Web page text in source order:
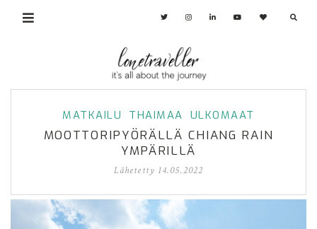
MATKAILU THAIMAA ULKOMAAT
MOOTTORIPYÖRÄLLÄ CHIANG RAIN
YMPÄRILLÄ
Lähetetty 14.05.2022